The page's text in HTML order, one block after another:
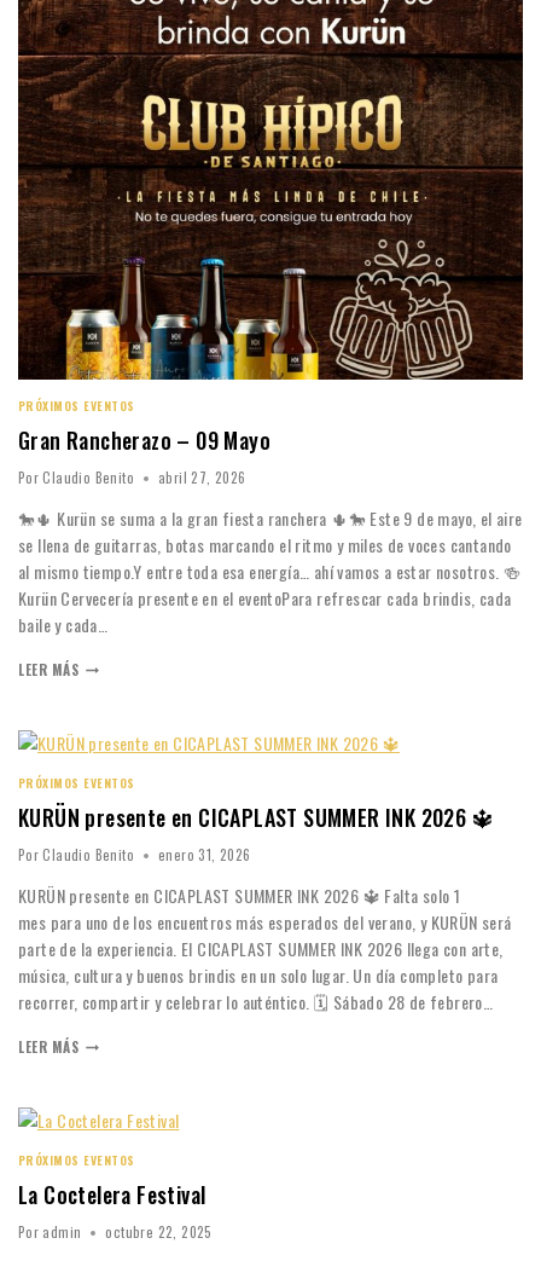
PRÓXIMOS EVENTOS
Gran Rancherazo – 09 Mayo
Por Claudio Benito abril 27, 2026
🐎🌵 Kurün se suma a la gran fiesta ranchera 🌵🐎 Este 9 de mayo, el aire
se llena de guitarras, botas marcando el ritmo y miles de voces cantando
al mismo tiempo.Y entre toda esa energía… ahí vamos a estar nosotros. 🍻
Kurün Cervecería presente en el eventoPara refrescar cada brindis, cada
baile y cada…
LEER MÁS
PRÓXIMOS EVENTOS
KURÜN presente en CICAPLAST SUMMER INK 2026 🔱
Por Claudio Benito enero 31, 2026
KURÜN presente en CICAPLAST SUMMER INK 2026 🔱 Falta solo 1
mes para uno de los encuentros más esperados del verano, y KURÜN será
parte de la experiencia. El CICAPLAST SUMMER INK 2026 llega con arte,
música, cultura y buenos brindis en un solo lugar. Un día completo para
recorrer, compartir y celebrar lo auténtico. 🗓️ Sábado 28 de febrero…
LEER MÁS
PRÓXIMOS EVENTOS
La Coctelera Festival
Por admin octubre 22, 2025